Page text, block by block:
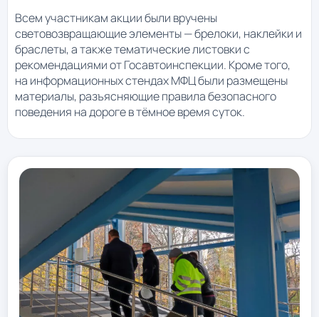
Всем участникам акции были вручены
световозвращающие элементы — брелоки, наклейки и
браслеты, а также тематические листовки с
рекомендациями от Госавтоинспекции. Кроме того,
на информационных стендах МФЦ были размещены
материалы, разъясняющие правила безопасного
поведения на дороге в тёмное время суток.